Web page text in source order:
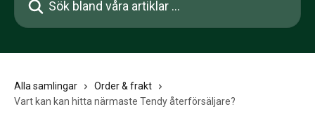
Alla samlingar
Order & frakt
Vart kan kan hitta närmaste Tendy återförsäljare?